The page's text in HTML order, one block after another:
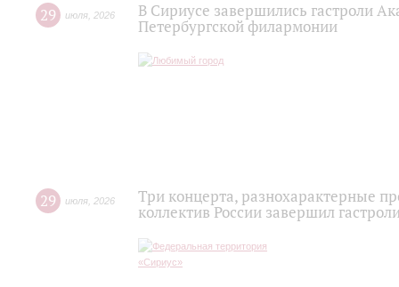
29 июля 2026
В Сириусе завершились гастроли
Петербургской филармонии
29 июля 2026
Три концерта, разнохарактерные
коллектив России завершил